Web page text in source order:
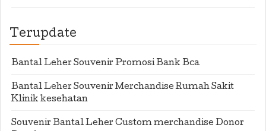
Terupdate
Bantal Leher Souvenir Promosi Bank Bca
Bantal Leher Souvenir Merchandise Rumah Sakit
Klinik kesehatan
Souvenir Bantal Leher Custom merchandise Donor